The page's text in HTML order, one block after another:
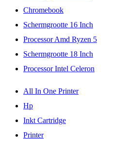
Chromebook
Schermgrootte 16 Inch
Processor Amd Ryzen 5
Schermgrootte 18 Inch
Processor Intel Celeron
All In One Printer
Hp
Inkt Cartridge
Printer